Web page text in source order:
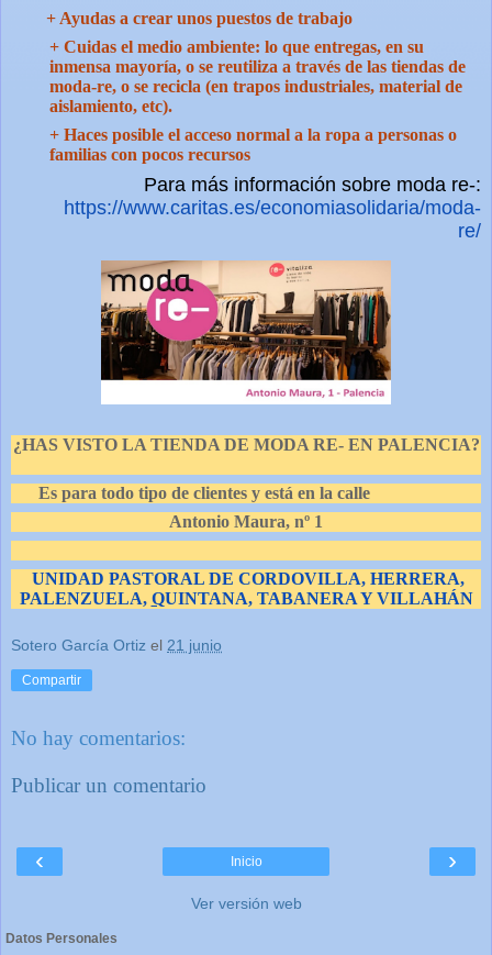
+ Ayudas a crear unos puestos de trabajo
+ Cuidas el medio ambiente: lo que entregas, en su
inmensa mayoría, o se reutiliza a través de las tiendas de
moda-re, o se recicla (en trapos industriales, material de
aislamiento, etc).
+ Haces posible el acceso normal a la ropa a personas o
familias con pocos recursos
Para más información sobre moda re-:
https://www.caritas.es/economiasolidaria/moda-
re/
¿HAS VISTO LA TIENDA DE MODA RE- EN PALENCIA?
Es para todo tipo de clientes y está en la calle
Antonio Maura, nº 1
UNIDAD PASTORAL DE CORDOVILLA, HERRERA,
PALENZUELA, QUINTANA, TABANERA Y VILLAHÁN
Sotero García Ortiz el 21 junio
Compartir
No hay comentarios:
Publicar un comentario
‹ ›
Inicio
Ver versión web
Datos Personales